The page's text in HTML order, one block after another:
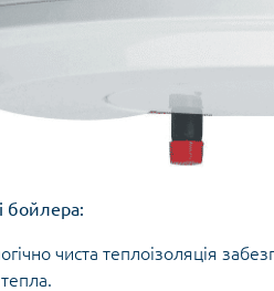
бойлера:
чиста теплоізоляція